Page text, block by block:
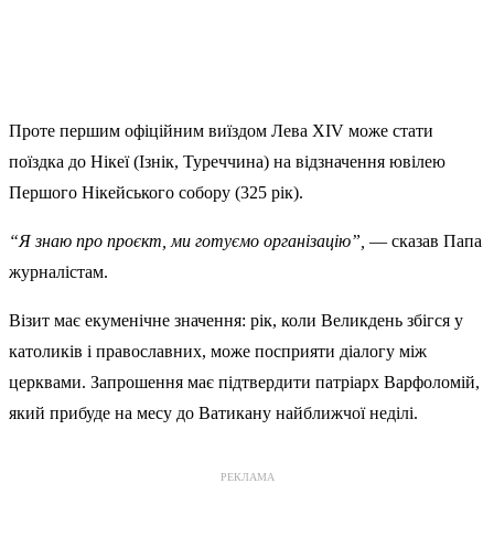
Проте першим офіційним виїздом Лева XIV може стати
поїздка до Нікеї (Ізнік, Туреччина) на відзначення ювілею
Першого Нікейського собору (325 рік).
“Я знаю про проєкт, ми готуємо організацію”, — сказав Папа
журналістам.
Візит має екуменічне значення: рік, коли Великдень збігся у
католиків і православних, може посприяти діалогу між
церквами. Запрошення має підтвердити патріарх Варфоломій,
який прибуде на месу до Ватикану найближчої неділі.
РЕКЛАМА